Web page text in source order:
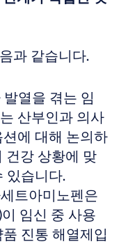
과 같습니다.
열을 겪는 임
산부인과 의사
에 대해 논의하
건강 상황에 맞
있습니다.
트아미노펜은
임신 중 사용
진통 해열제입